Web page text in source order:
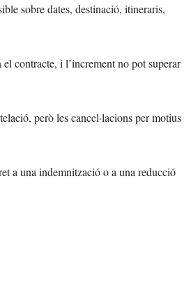
sobre dates, destinació, itineraris,
contracte, i l’increment no pot superar
però les cancel·lacions per motius
a una indemnització o a una reducció